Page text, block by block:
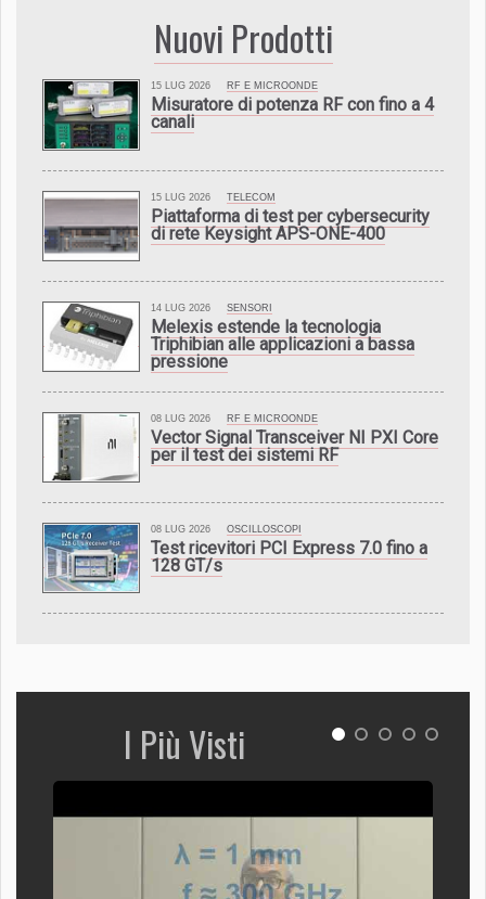
Nuovi Prodotti
15 LUG 2026 RF E MICROONDE
Misuratore di potenza RF con fino a 4
canali
15 LUG 2026 TELECOM
Piattaforma di test per cybersecurity
di rete Keysight APS-ONE-400
14 LUG 2026 SENSORI
Melexis estende la tecnologia
Triphibian alle applicazioni a bassa
pressione
08 LUG 2026 RF E MICROONDE
Vector Signal Transceiver NI PXI Core
per il test dei sistemi RF
08 LUG 2026 OSCILLOSCOPI
Test ricevitori PCI Express 7.0 fino a
128 GT/s
I Più Visti